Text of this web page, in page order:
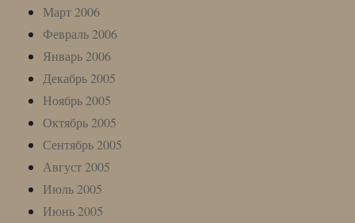
Март 2006
Февраль 2006
Январь 2006
Декабрь 2005
Ноябрь 2005
Октябрь 2005
Сентябрь 2005
Август 2005
Июль 2005
Июнь 2005